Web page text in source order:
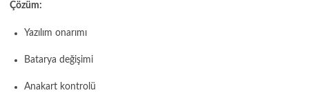
Çözüm:
Yazılım onarımı
Batarya değişimi
Anakart kontrolü